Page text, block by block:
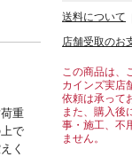
送料について
店舗受取のお
この商品は、
カインズ実店
依頼は承って
また、購入後
事・施工、不
ません。
重
で
く